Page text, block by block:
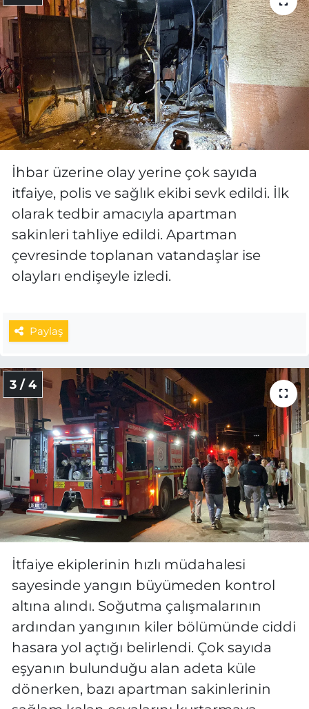
İhbar üzerine olay yerine çok sayıda
itfaiye, polis ve sağlık ekibi sevk edildi. İlk
olarak tedbir amacıyla apartman
sakinleri tahliye edildi. Apartman
çevresinde toplanan vatandaşlar ise
olayları endişeyle izledi.
Paylaş
3 / 4
İtfaiye ekiplerinin hızlı müdahalesi
sayesinde yangın büyümeden kontrol
altına alındı. Soğutma çalışmalarının
ardından yangının kiler bölümünde ciddi
hasara yol açtığı belirlendi. Çok sayıda
eşyanın bulunduğu alan adeta küle
dönerken, bazı apartman sakinlerinin